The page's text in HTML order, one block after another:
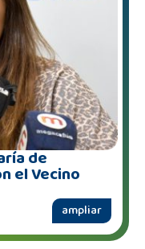
de
el Vecino
ampliar